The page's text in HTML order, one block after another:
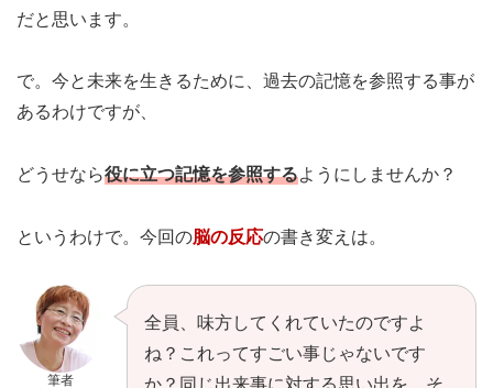
だと思います。
で。今と未来を生きるために、過去の記憶を参照する事が
あるわけですが、
どうせなら役に立つ記憶を参照するようにしませんか？
というわけで。今回の脳の反応の書き変えは。
筆者
全員、味方してくれていたのですよ
ね？これってすごい事じゃないです
か？同じ出来事に対する思い出を、そ